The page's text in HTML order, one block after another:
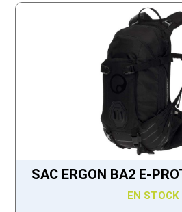
SAC ERGON BA2 E-
EN STOCK